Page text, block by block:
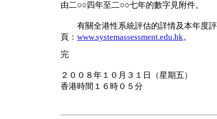
由二○○四年至二○○七年的數字見附件。
有關全港性系統評估的詳情及本年度評
頁： www.systemassessment.edu.hk。
完
２００８年１０月３１日（星期五）
香港時間１６時０５分